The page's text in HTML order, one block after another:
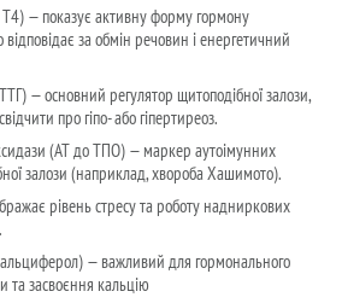
— показує активну форму гормону
за обмін речовин і енергетичний
— основний регулятор щитоподібної залози,
про гіпо- або гіпертиреоз.
(АТ до ТПО) — маркер аутоімунних
залози (наприклад, хвороба Хашимото).
рівень стресу та роботу надниркових
— важливий для гормонального
та засвоєння кальцію